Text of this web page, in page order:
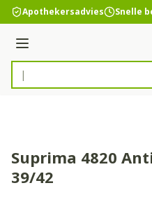
Ga naar de inhoud
Apothekersadvies Snelle
Menu
Product, merk,
Suprima 4820
39/42